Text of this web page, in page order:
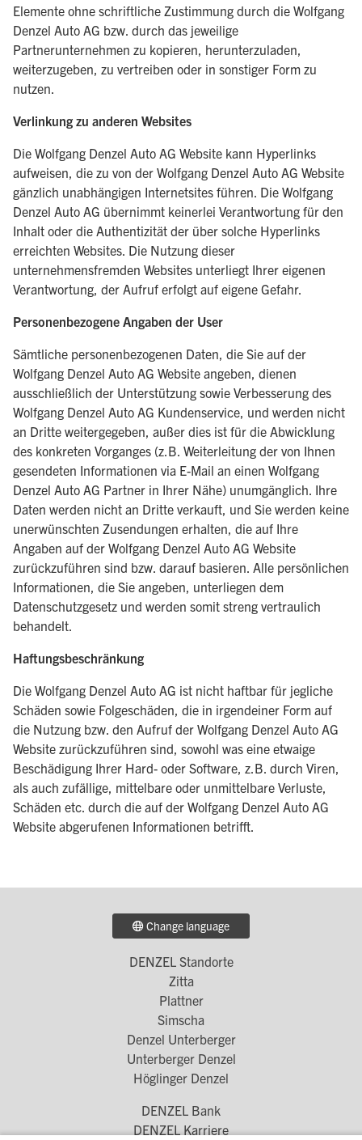
Elemente ohne schriftliche Zustimmung durch die Wolfgang
Denzel Auto AG bzw. durch das jeweilige
Partnerunternehmen zu kopieren, herunterzuladen,
weiterzugeben, zu vertreiben oder in sonstiger Form zu
nutzen.
Verlinkung zu anderen Websites
Die Wolfgang Denzel Auto AG Website kann Hyperlinks
aufweisen, die zu von der Wolfgang Denzel Auto AG Website
gänzlich unabhängigen Internetsites führen. Die Wolfgang
Denzel Auto AG übernimmt keinerlei Verantwortung für den
Inhalt oder die Authentizität der über solche Hyperlinks
erreichten Websites. Die Nutzung dieser
unternehmensfremden Websites unterliegt Ihrer eigenen
Verantwortung, der Aufruf erfolgt auf eigene Gefahr.
Personenbezogene Angaben der User
Sämtliche personenbezogenen Daten, die Sie auf der
Wolfgang Denzel Auto AG Website angeben, dienen
ausschließlich der Unterstützung sowie Verbesserung des
Wolfgang Denzel Auto AG Kundenservice, und werden nicht
an Dritte weitergegeben, außer dies ist für die Abwicklung
des konkreten Vorganges (z.B. Weiterleitung der von Ihnen
gesendeten Informationen via E-Mail an einen Wolfgang
Denzel Auto AG Partner in Ihrer Nähe) unumgänglich. Ihre
Daten werden nicht an Dritte verkauft, und Sie werden keine
unerwünschten Zusendungen erhalten, die auf Ihre
Angaben auf der Wolfgang Denzel Auto AG Website
zurückzuführen sind bzw. darauf basieren. Alle persönlichen
Informationen, die Sie angeben, unterliegen dem
Datenschutzgesetz und werden somit streng vertraulich
behandelt.
Haftungsbeschränkung
Die Wolfgang Denzel Auto AG ist nicht haftbar für jegliche
Schäden sowie Folgeschäden, die in irgendeiner Form auf
die Nutzung bzw. den Aufruf der Wolfgang Denzel Auto AG
Website zurückzuführen sind, sowohl was eine etwaige
Beschädigung Ihrer Hard- oder Software, z.B. durch Viren,
als auch zufällige, mittelbare oder unmittelbare Verluste,
Schäden etc. durch die auf der Wolfgang Denzel Auto AG
Website abgerufenen Informationen betrifft.
Change language
DENZEL Standorte
Zitta
Plattner
Simscha
Denzel Unterberger
Unterberger Denzel
Höglinger Denzel
DENZEL Bank
DENZEL Karriere